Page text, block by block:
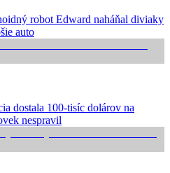
robot Edward naháňal diviaky
auto
dostala 100-tisíc dolárov na
nespravil